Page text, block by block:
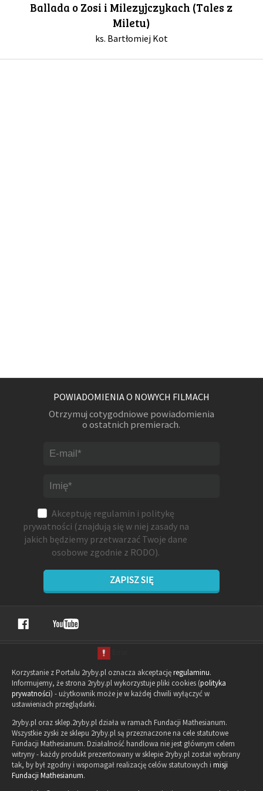
GALERIA
Ballada o Zosi i Milezyjczykach (Tales z
Miletu)
ks. Bartłomiej Kot
POWIADOMIENIA O NOWYCH FILMACH
Otrzymuj cotygodniowe powiadomienia
o ostatnich premierach.
Akceptuję regulamin i politykę
prywatności (znajdują się w niej zasady na
jakich będziemy przetwarzać Twoje dane
osobowe zgodnie z RODO).
ZAPISZ SIĘ
Korzystanie z Portalu 2ryby.pl oznacza akceptacjęregulaminu.
Informujemy, że strona 2ryby.pl wykorzystuje pliki cookies (polityka
prywatności) - użytkownik może je w każdej chwili wyłączyć w
ustawieniach przeglądarki.
2ryby.pl oraz sklep.2ryby.pl działa w ramach Fundacji Mathesianum.
Wszystkie zyski ze sklepu 2ryby.pl są przeznaczone na cele statutowe
Fundacji Mathesianum. Działalność handlowa nie jest głównym celem
witryny - każdy produkt prezentowany w sklepie 2ryby.pl został wybrany
tak, by był zgodny i wspomagał realizację celów statutowych i misji
Fundacji Mathesianum.